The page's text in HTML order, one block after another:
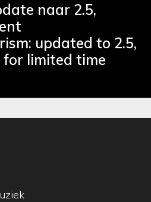
naar 2.5,
updated to 2.5,
for limited time